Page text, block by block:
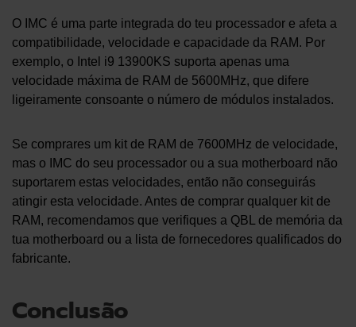
O IMC é uma parte integrada do teu processador e afeta a
compatibilidade, velocidade e capacidade da RAM. Por
exemplo, o Intel i9 13900KS suporta apenas uma
velocidade máxima de RAM de 5600MHz, que difere
ligeiramente consoante o número de módulos instalados.
Se comprares um kit de RAM de 7600MHz de velocidade,
mas o IMC do seu processador ou a sua motherboard não
suportarem estas velocidades, então não conseguirás
atingir esta velocidade. Antes de comprar qualquer kit de
RAM, recomendamos que verifiques a QBL de memória da
tua motherboard ou a lista de fornecedores qualificados do
fabricante.
Conclusão